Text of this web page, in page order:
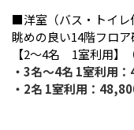
■洋室（バス・トイレ
眺めの良い14階フロ
【2～4名 1室利用】
・3名～4名 1室利用
・2名 1室利用：